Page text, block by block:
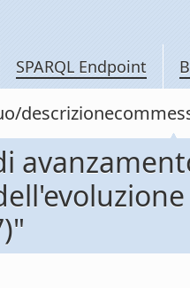
SPARQL Endpoint